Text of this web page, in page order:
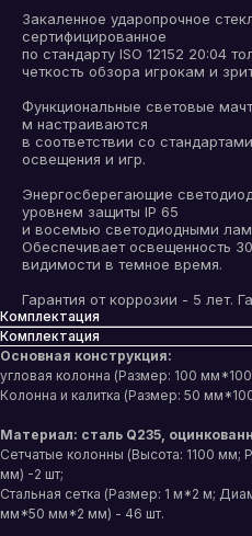
Закаленное ударопрочное
сертифицированное
по стандарту ISO 12152 20:04
четкость обзора игрокам и
Функциональные световые
м настраиваются
в соответствии со
освещения и игр.
Энергосберегающие
уровнем защиты IP 65
и восемью светодиодными
Обеспечивает освещенность
видимости в темное время.
Гарантия от коррозии - 5 лет.
Комплектация
Комплектация
Основная конструкция:
угловая колонна (Размер: 100
Колонна и калитка (Размер: 50
Материал: сталь Q235,
Сетчатые колонны (Высота: 1100
мм) -2 шт;
Стальная сетка (Размер: 1 м*2 м;
мм*50 мм*2 мм) - 46 шт.